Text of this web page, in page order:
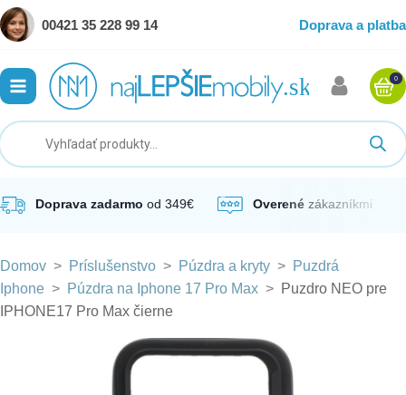
00421 35 228 99 14 Doprava a platba
0
Doprava zadarmo od 349€ Overené zákazníkmi
Domov > Príslušenstvo > Púzdra a kryty > Puzdrá
Iphone > Púzdra na Iphone 17 Pro Max > Puzdro NEO pre
IPHONE17 Pro Max čierne